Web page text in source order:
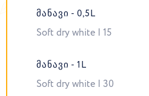
ᲛᲐᲜᲐᲕᲘ - 0,5L
Soft dry white | 15
ᲛᲐᲜᲐᲕᲘ - 1L
Soft dry white | 30